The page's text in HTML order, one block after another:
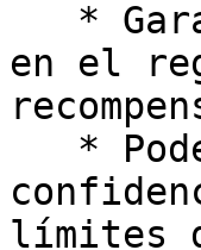
en el
límites